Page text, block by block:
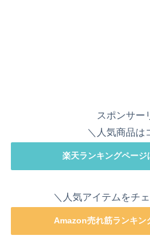
スポンサー
＼人気商品は
楽天ランキングページ
＼人気アイテムをチ
Amazon売れ筋ランキン